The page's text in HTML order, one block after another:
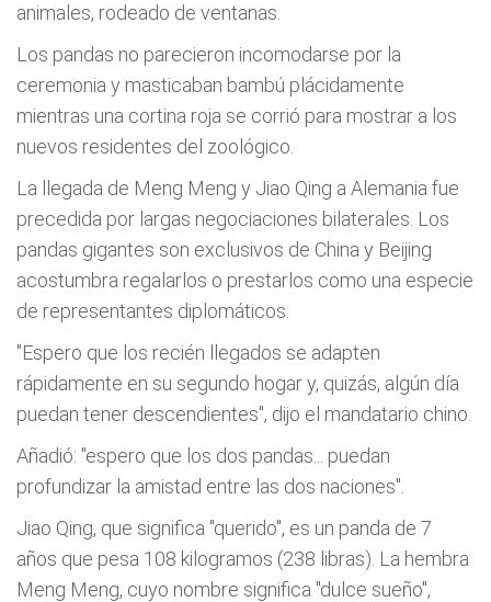
animales, rodeado de ventanas.
Los pandas no parecieron incomodarse por la
ceremonia y masticaban bambú plácidamente
mientras una cortina roja se corrió para mostrar a los
nuevos residentes del zoológico.
La llegada de Meng Meng y Jiao Qing a Alemania fue
precedida por largas negociaciones bilaterales. Los
pandas gigantes son exclusivos de China y Beijing
acostumbra regalarlos o prestarlos como una especie
de representantes diplomáticos.
"Espero que los recién llegados se adapten
rápidamente en su segundo hogar y, quizás, algún día
puedan tener descendientes", dijo el mandatario chino.
Añadió: "espero que los dos pandas... puedan
profundizar la amistad entre las dos naciones".
Jiao Qing, que significa "querido", es un panda de 7
años que pesa 108 kilogramos (238 libras). La hembra
Meng Meng, cuyo nombre significa "dulce sueño",